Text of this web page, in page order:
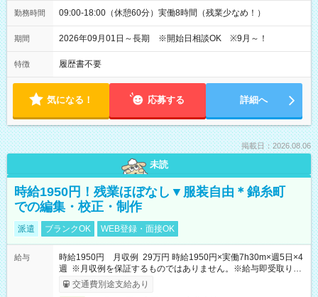
勤務時間 09:00-18:00（休憩60分）実働8時間（残業少なめ！）
期間 2026年09月01日～長期 ※開始日相談OK ※9月～！
特徴 履歴書不要
気になる！ 応募する 詳細へ
掲載日：2026.08.06
未読
時給1950円！残業ほぼなし▼服装自由＊錦糸町
での編集・校正・制作
派遣 ブランクOK WEB登録・面接OK
給与
時給1950円 月収例 29万円 時給1950円×実働7h30m×週5日×4
週 ※月収例を保証するものではありません。※給与即受取りサ
ービス利用可（利用条件有）
交通費別途支給あり